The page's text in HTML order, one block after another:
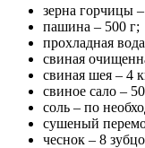
зерна горчицы
пашина – 500 г;
прохладная
свиная
свиная шея – 4
свиное сало –
соль – по
сушеный
чеснок – 8